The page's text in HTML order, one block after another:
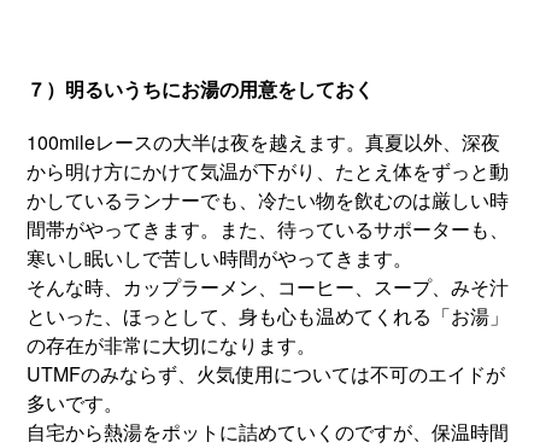
７）明るいうちにお湯の用意をしておく
100mileレースの大半は夜を越えます。真夏以外、深夜
から明け方にかけて気温が下がり、たとえ体をずっと動
かしているランナーでも、冷たい物を飲むのは厳しい時
間帯がやってきます。また、待っているサポーターも、
寒いし眠いしで苦しい時間がやってきます。
そんな時、カップラーメン、コーヒー、スープ、みそ汁
といった、ほっとして、身も心も温めてくれる「お湯」
の存在が非常に大切になります。
UTMFのみならず、火気使用については不可のエイドが
多いです。
自宅から熱湯をポットに詰めていくのですが、保温時間